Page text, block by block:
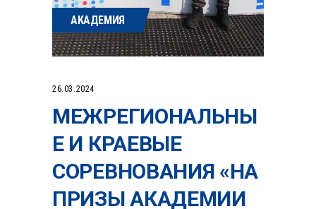
АКАДЕМИЯ
26.03.2024
МЕЖРЕГИОНАЛЬНЫ
Е И КРАЕВЫЕ
СОРЕВНОВАНИЯ «НА
ПРИЗЫ АКАДЕМИИ